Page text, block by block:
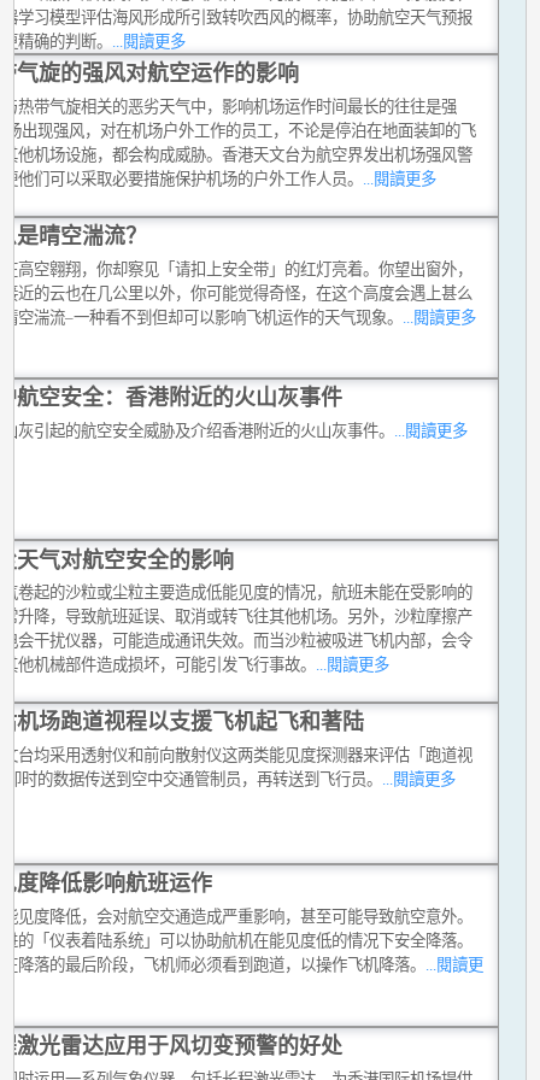
学习模型评估海风形成所引致转吹西风的概率，协助航空天气预报
精确的判断。
...閱讀更多
气旋的强风对航空运作的影响
热带气旋相关的恶劣天气中，影响机场运作时间最长的往往是强
场出现强风，对在机场户外工作的员工，不论是停泊在地面装卸的飞
他机场设施，都会构成威胁。香港天文台为航空界发出机场强风警
他们可以采取必要措施保护机场的户外工作人员。 ...閱讀更多
是晴空湍流？
高空翱翔，你却察见「请扣上安全带」的红灯亮着。你望出窗外，
近的云也在几公里以外，你可能觉得奇怪，在这个高度会遇上甚么
空湍流–一种看不到但却可以影响飞机运作的天气现象。
...閱讀更多
航空安全：香港附近的火山灰事件
灰引起的航空安全威胁及介绍香港附近的火山灰事件。 ...閱讀更多
天气对航空安全的影响
卷起的沙粒或尘粒主要造成低能见度的情况，航班未能在受影响的
升降，导致航班延误、取消或转飞往其他机场。另外，沙粒摩擦产
会干扰仪器，可能造成通讯失效。而当沙粒被吸进飞机内部，会令
他机械部件造成损坏，可能引发飞行事故。 ...閱讀更多
机场跑道视程以支援飞机起飞和著陆
台均采用透射仪和前向散射仪这两类能见度探测器来评估「跑道视
即时的数据传送到空中交通管制员，再转送到飞行员。
...閱讀更多
度降低影响航班运作
见度降低，会对航空交通造成严重影响，甚至可能导致航空意外。
的「仪表着陆系统」可以协助航机在能见度低的情况下安全降落。
降落的最后阶段，飞机师必须看到跑道，以操作飞机降落。 ...閱讀更
激光雷达应用于风切变预警的好处